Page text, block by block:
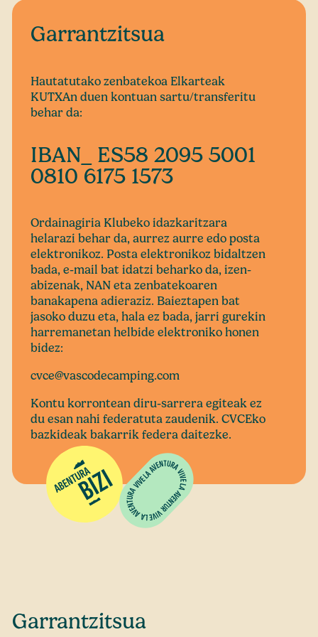
Garrantzitsua
Garrantzitsua
Hautatutako zenbatekoa Elkarteak
KUTXAn duen kontuan sartu/transferitu
behar da:
IBAN_ ES58 2095 5001
0810 6175 1573
Ordainagiria Klubeko idazkaritzara
helarazi behar da, aurrez aurre edo posta
elektronikoz. Posta elektronikoz bidaltzen
bada, e-mail bat idatzi beharko da, izen-
abizenak, NAN eta zenbatekoaren
banakapena adieraziz. Baieztapen bat
jasoko duzu eta, hala ez bada, jarri gurekin
harremanetan helbide elektroniko honen
bidez:
cvce@vascodecamping.com
Kontu korrontean diru-sarrera egiteak ez
du esan nahi federatuta zaudenik. CVCEko
bazkideak bakarrik federa daitezke.